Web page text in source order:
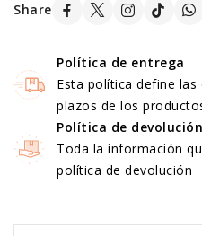
Share
Política de entrega
Esta política define
plazos de los
Política de devolución
Toda la información
política de devolución